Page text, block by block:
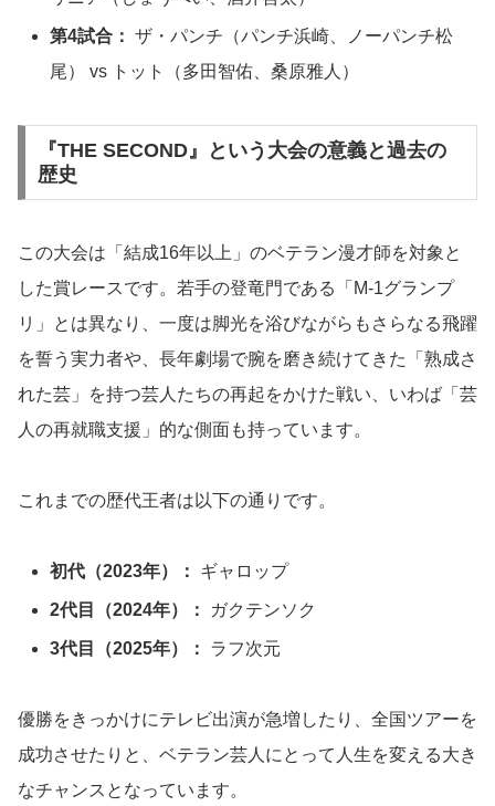
第4試合： ザ・パンチ（パンチ浜崎、ノーパンチ松
尾） vs トット（多田智佑、桑原雅人）
『THE SECOND』という大会の意義と過去の
歴史
この大会は「結成16年以上」のベテラン漫才師を対象と
した賞レースです。若手の登竜門である「M-1グランプ
リ」とは異なり、一度は脚光を浴びながらもさらなる飛躍
を誓う実力者や、長年劇場で腕を磨き続けてきた「熟成さ
れた芸」を持つ芸人たちの再起をかけた戦い、いわば「芸
人の再就職支援」的な側面も持っています。
これまでの歴代王者は以下の通りです。
初代（2023年）： ギャロップ
2代目（2024年）： ガクテンソク
3代目（2025年）： ラフ次元
優勝をきっかけにテレビ出演が急増したり、全国ツアーを
成功させたりと、ベテラン芸人にとって人生を変える大き
なチャンスとなっています。